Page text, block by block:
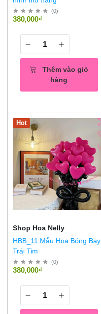
(0)
380,000₫
Thêm vào giỏ
hàng
Hot
Shop Hoa Nelly
HBB_11 Mẫu Hoa Bóng Bay
Trái Tim
(0)
380,000₫